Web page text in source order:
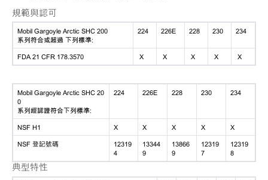
規範與認可
Mobil Gargoyle Arctic SHC 200
系列符合或超過 下列標準:
224 226E 228 230 234
FDA 21 CFR 178.3570 X X X X X
Mobil Gargoyle Arctic SHC 20
0
系列經認證符合下列標準:
224 226E 228 230 234
NSF H1 X X X X
X
NSF 登記號碼
12319
4
13344
9
13866
9
12319
7
12319
8
典型特性